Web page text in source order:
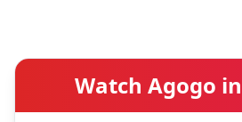
Watch Agogo